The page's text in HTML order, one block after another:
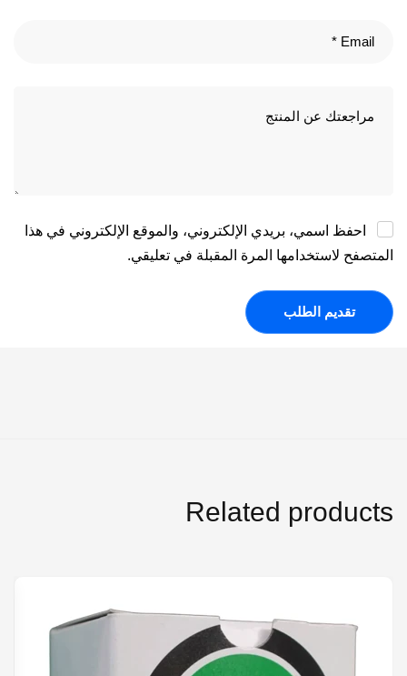
احفظ اسمي، بريدي الإلكتروني، والموقع الإلكتروني في هذا
المتصفح لاستخدامها المرة المقبلة في تعليقي.
Related products